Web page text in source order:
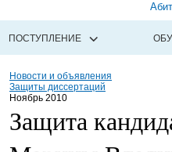
ПОСТУПЛЕНИЕ
Новости и объявления
Защиты диссертаций
Ноябрь 2010
Защита